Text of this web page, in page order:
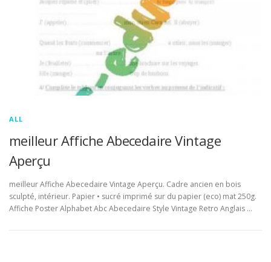
ALL
meilleur Affiche Abecedaire Vintage
Aperçu
meilleur Affiche Abecedaire Vintage Aperçu. Cadre ancien en bois
sculpté, intérieur. Papier • sucré imprimé sur du papier (eco) mat 250g.
Affiche Poster Alphabet Abc Abecedaire Style Vintage Retro Anglais …